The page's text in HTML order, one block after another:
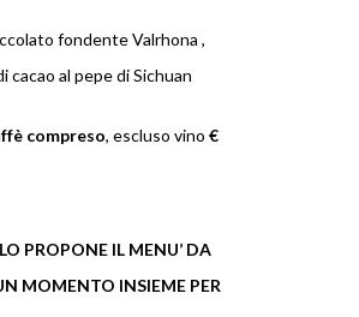
fondente Valrhona ,
cacao al pepe di Sichuan
compreso, escluso vino €
PROPONE IL MENU’ DA
MOMENTO INSIEME PER